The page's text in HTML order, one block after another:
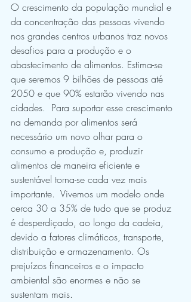
O crescimento da população mundial e
da concentração das pessoas vivendo
nos grandes centros urbanos traz novos
desafios para a produção e o
abastecimento de alimentos. Estima-se
que seremos 9 bilhões de pessoas até
2050 e que 90% estarão vivendo nas
cidades.  Para suportar esse crescimento
na demanda por alimentos será
necessário um novo olhar para o
consumo e produção e, produzir
alimentos de maneira eficiente e
sustentável torna-se cada vez mais
importante.  Vivemos um modelo onde
cerca 30 a 35% de tudo que se produz
é desperdiçado, ao longo da cadeia,
devido a fatores climáticos, transporte,
distribuição e armazenamento. Os
prejuízos financeiros e o impacto
ambiental são enormes e não se
sustentam mais.